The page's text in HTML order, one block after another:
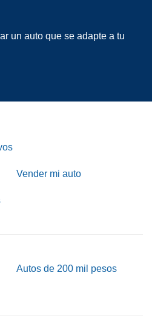
un auto que se adapte a tu
Vender mi auto
Autos de 200 mil pesos